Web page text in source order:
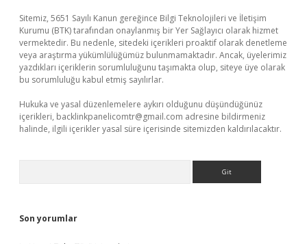
Sitemiz, 5651 Sayılı Kanun gereğince Bilgi Teknolojileri ve İletişim
Kurumu (BTK) tarafından onaylanmış bir Yer Sağlayıcı olarak hizmet
vermektedir. Bu nedenle, sitedeki içerikleri proaktif olarak denetleme
veya araştırma yükümlülüğümüz bulunmamaktadır. Ancak, üyelerimiz
yazdıkları içeriklerin sorumluluğunu taşımakta olup, siteye üye olarak
bu sorumluluğu kabul etmiş sayılırlar.
Hukuka ve yasal düzenlemelere aykırı olduğunu düşündüğünüz
içerikleri, backlinkpanelicomtr@gmail.com adresine bildirmeniz
halinde, ilgili içerikler yasal süre içerisinde sitemizden kaldırılacaktır.
Son yorumlar